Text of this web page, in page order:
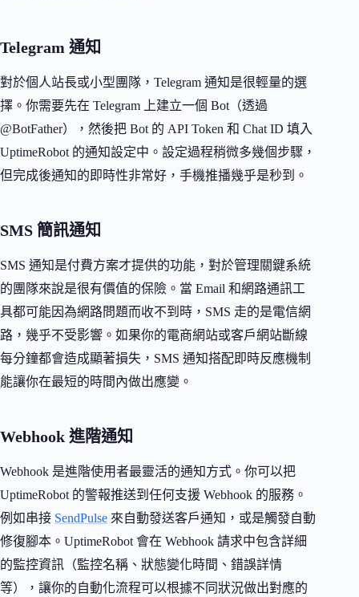
Telegram 通知
對於個人站長或小型團隊，Telegram 通知是很輕量的選
擇。你需要先在 Telegram 上建立一個 Bot（透過
@BotFather），然後把 Bot 的 API Token 和 Chat ID 填入
UptimeRobot 的通知設定中。設定過程稍微多幾個步驟，
但完成後通知的即時性非常好，手機推播幾乎是秒到。
SMS 簡訊通知
SMS 通知是付費方案才提供的功能，對於管理關鍵系統
的團隊來說是很有價值的保險。當 Email 和網路通訊工
具都可能因為網路問題而收不到時，SMS 走的是電信網
路，幾乎不受影響。如果你的電商網站或客戶網站斷線
每分鐘都會造成顯著損失，SMS 通知搭配即時反應機制
能讓你在最短的時間內做出應變。
Webhook 進階通知
Webhook 是進階使用者最靈活的通知方式。你可以把
UptimeRobot 的警報推送到任何支援 Webhook 的服務。
例如串接 SendPulse 來自動發送客戶通知，或是觸發自動
修復腳本。UptimeRobot 會在 Webhook 請求中包含詳細
的監控資訊（監控名稱、狀態變化時間、錯誤詳情
等），讓你的自動化流程可以根據不同狀況做出對應的